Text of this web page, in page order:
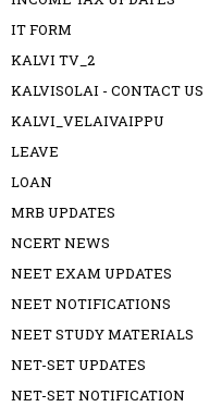
IT FORM
KALVI TV_2
KALVISOLAI - CONTACT US
KALVI_VELAIVAIPPU
LEAVE
LOAN
MRB UPDATES
NCERT NEWS
NEET EXAM UPDATES
NEET NOTIFICATIONS
NEET STUDY MATERIALS
NET-SET UPDATES
NET-SET NOTIFICATION